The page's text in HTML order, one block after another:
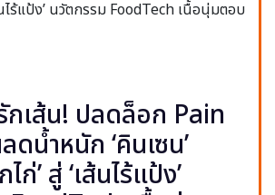
เส้น! ปลดล็อก Pain
น้ำหนัก ‘คินเซน’
ก่’ สู่ ‘เส้นไร้แป้ง’